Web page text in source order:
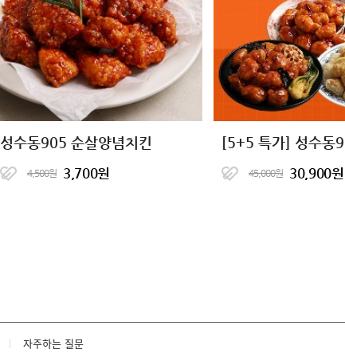
성수동905 순살양념치킨
4,500원 3,700원 45,000원 30,900원
자주하는 질문